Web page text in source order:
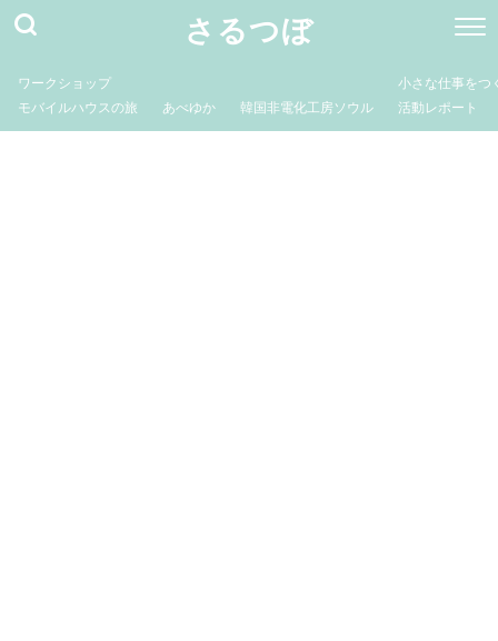
さるつぼ
ワークショップ
モバイルハウスの旅
あべゆか 韓国非電化工房ソウル
小さな仕事をつ
活動レポート